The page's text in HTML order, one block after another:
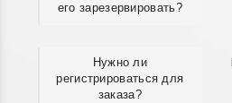
его зарезервировать?
Нужно ли
регистрироваться для
заказа?